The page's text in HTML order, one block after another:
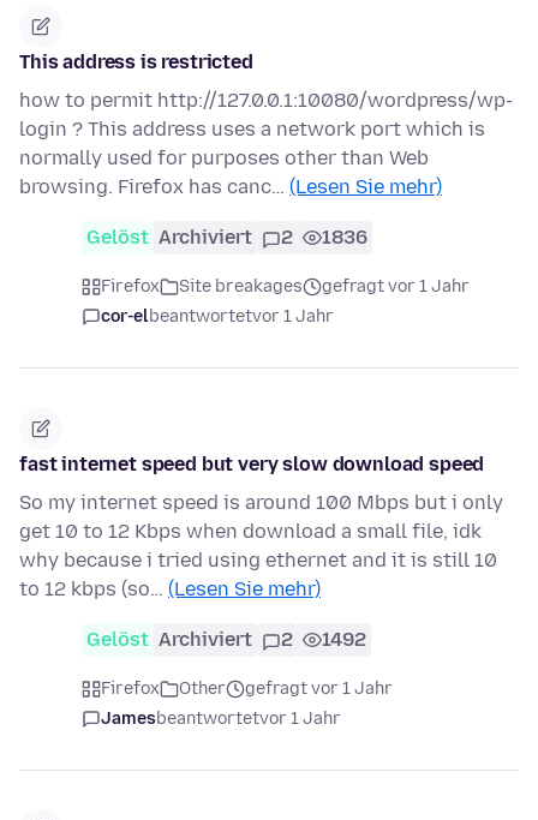
This address is restricted
how to permit http://127.0.0.1:10080/wordpress/wp-
login ? This address uses a network port which is
normally used for purposes other than Web
browsing. Firefox has canc… (Lesen Sie mehr)
Gelöst Archiviert 2 1836
Firefox Site breakages
gefragt vor 1 Jahr
cor-elbeantwortetvor 1 Jahr
fast internet speed but very slow download speed
So my internet speed is around 100 Mbps but i only
get 10 to 12 Kbps when download a small file, idk
why because i tried using ethernet and it is still 10
to 12 kbps (so… (Lesen Sie mehr)
Gelöst Archiviert 2 1492
Firefox Other
gefragt vor 1 Jahr
Jamesbeantwortetvor 1 Jahr